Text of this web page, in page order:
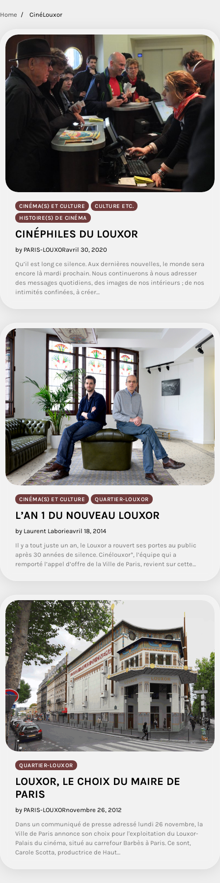
Home CinéLouxor
CINÉMA(S) ET CULTURE
CULTURE ETC.
HISTOIRE(S) DE CINÉMA
CINÉPHILES DU LOUXOR
by PARIS-LOUXORavril 30, 2020
Qu’il est long ce silence. Aux dernières nouvelles, le monde sera
encore là mardi prochain. Nous continuerons à nous adresser
des messages quotidiens, des images de nos intérieurs ; de nos
intimités confinées, à créer…
CINÉMA(S) ET CULTURE QUARTIER-LOUXOR
L’AN 1 DU NOUVEAU LOUXOR
by Laurent Laborieavril 18, 2014
Il y a tout juste un an, le Louxor a rouvert ses portes au public
après 30 années de silence. Cinélouxor*, l’équipe qui a
remporté l’appel d’offre de la Ville de Paris, revient sur cette…
QUARTIER-LOUXOR
LOUXOR, LE CHOIX DU MAIRE DE
PARIS
by PARIS-LOUXORnovembre 26, 2012
Dans un communiqué de presse adressé lundi 26 novembre, la
Ville de Paris annonce son choix pour l'exploitation du Louxor-
Palais du cinéma, situé au carrefour Barbès à Paris. Ce sont,
Carole Scotta, productrice de Haut…